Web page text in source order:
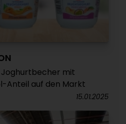
Joghurtbecher mit
Anteil auf den Markt
15.01.2025